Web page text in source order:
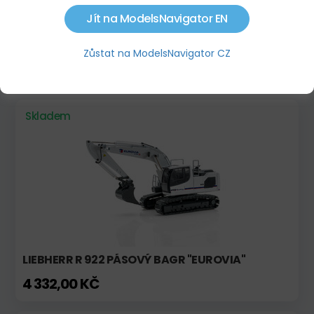
WEATHERED SET CAT 797 + CAT 994K - DIORÁMA
Skladem
LIEBHERR R 922 PÁSOVÝ BAGR "EUROVIA"
4 332,00 KČ
Jít na ModelsNavigator EN
Zůstat na ModelsNavigator CZ